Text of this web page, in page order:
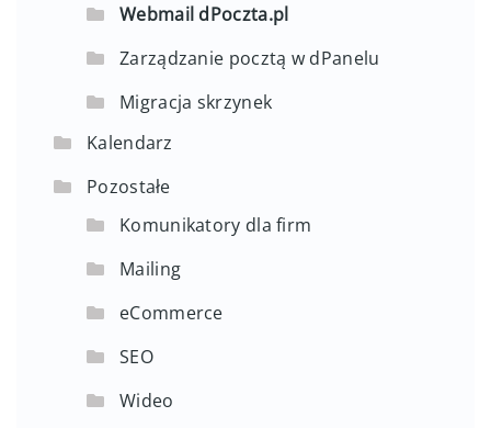
Webmail dPoczta.pl
Zarządzanie pocztą w dPanelu
Migracja skrzynek
Kalendarz
Pozostałe
Komunikatory dla firm
Mailing
eCommerce
SEO
Wideo